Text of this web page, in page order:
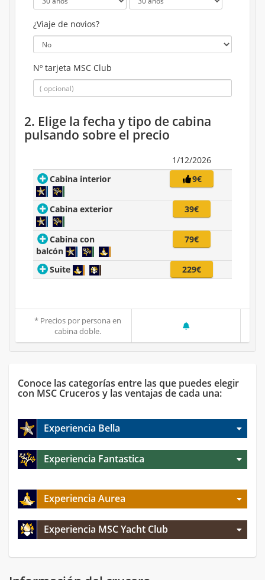
¿Viaje de novios?
Nº tarjeta MSC Club
2. Elige la fecha y tipo de cabina
pulsando sobre el precio
1/12/2026
Cabina interior
9€
Cabina exterior 39€
Cabina con
balcón
79€
Suite 229€
* Precios por persona en
cabina doble.
Conoce las categorías entre las que puedes elegir
con MSC Cruceros y las ventajas de cada una:
Experiencia Bella
Experiencia Fantastica
Experiencia Aurea
Experiencia MSC Yacht Club